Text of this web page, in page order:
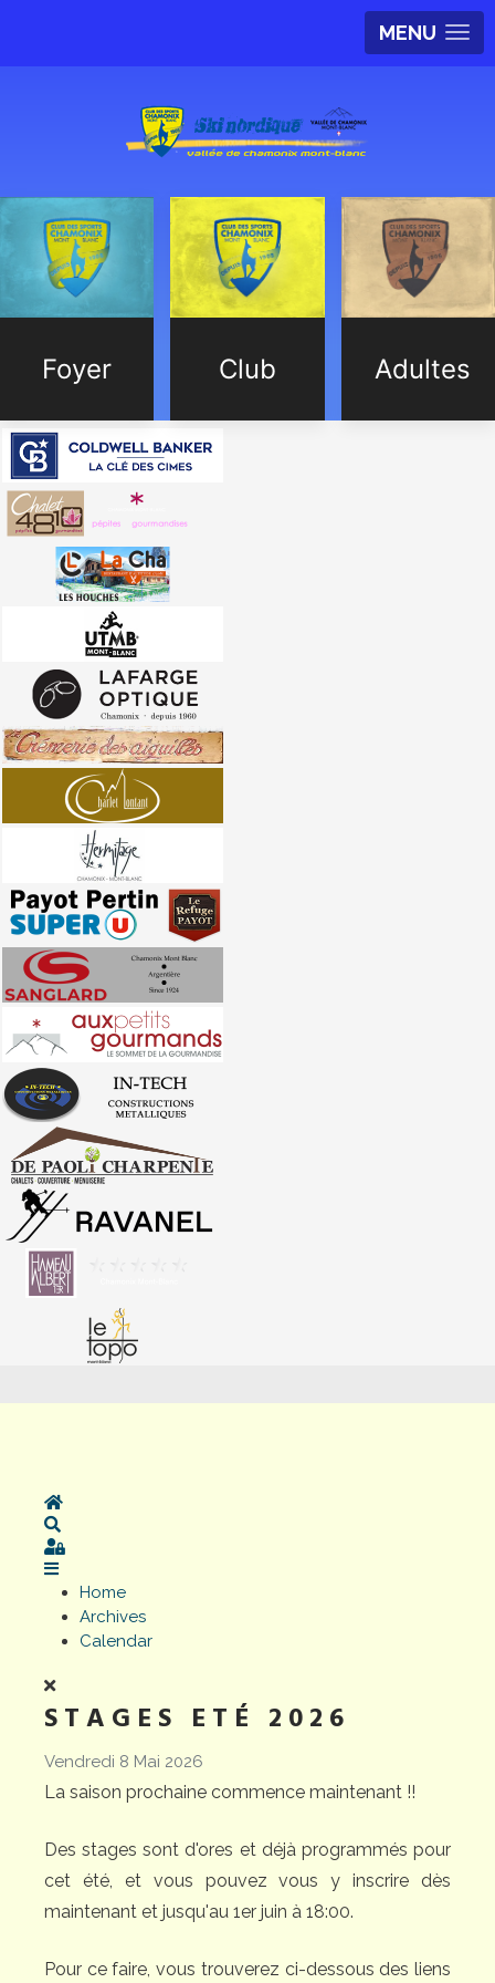
MENU
Foyer Club Adultes
Home
Sign In
Home
Archives
Calendar
STAGES ETÉ 2026
Vendredi 8 Mai 2026
La saison prochaine commence maintenant !!
Des stages sont d'ores et déjà programmés pour
cet été, et vous pouvez vous y inscrire dès
maintenant et jusqu'au 1er juin à 18:00.
Pour ce faire, vous trouverez ci-dessous des liens